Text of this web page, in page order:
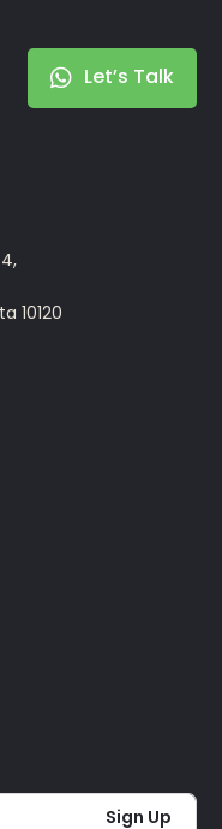
Let’s Talk
10120
Sign Up